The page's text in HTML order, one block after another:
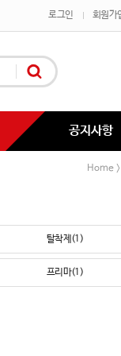
로그인 회원가
공지사항
Home >
탈착제(1)
프리마(1)